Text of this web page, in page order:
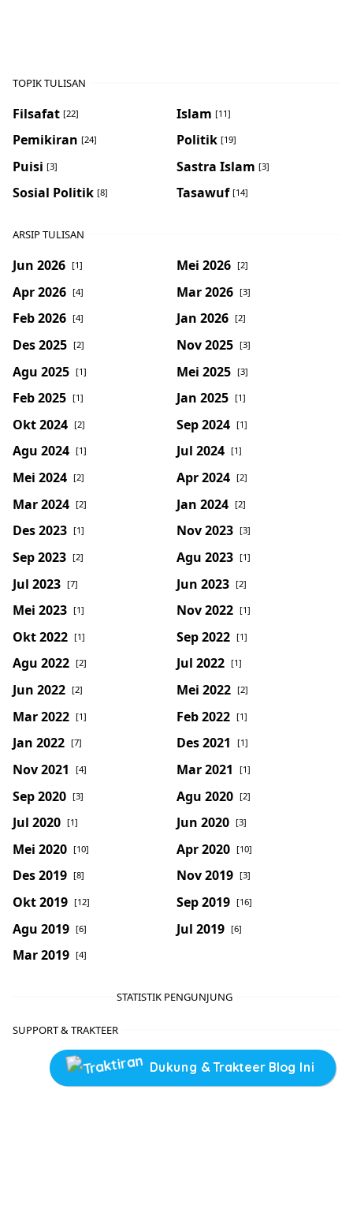
TOPIK TULISAN
Filsafat [22] Islam [11]
Pemikiran [24] Politik [19]
Puisi [3] Sastra Islam [3]
Sosial Politik [8] Tasawuf [14]
ARSIP TULISAN
Jun 2026 [1] Mei 2026 [2]
Apr 2026 [4] Mar 2026 [3]
Feb 2026 [4] Jan 2026 [2]
Des 2025 [2] Nov 2025 [3]
Agu 2025 [1] Mei 2025 [3]
Feb 2025 [1] Jan 2025 [1]
Okt 2024 [2] Sep 2024 [1]
Agu 2024 [1] Jul 2024 [1]
Mei 2024 [2] Apr 2024 [2]
Mar 2024 [2] Jan 2024 [2]
Des 2023 [1] Nov 2023 [3]
Sep 2023 [2] Agu 2023 [1]
Jul 2023 [7] Jun 2023 [2]
Mei 2023 [1] Nov 2022 [1]
Okt 2022 [1] Sep 2022 [1]
Agu 2022 [2] Jul 2022 [1]
Jun 2022 [2] Mei 2022 [2]
Mar 2022 [1] Feb 2022 [1]
Jan 2022 [7] Des 2021 [1]
Nov 2021 [4] Mar 2021 [1]
Sep 2020 [3] Agu 2020 [2]
Jul 2020 [1] Jun 2020 [3]
Mei 2020 [10] Apr 2020 [10]
Des 2019 [8] Nov 2019 [3]
Okt 2019 [12] Sep 2019 [16]
Agu 2019 [6] Jul 2019 [6]
Mar 2019 [4]
STATISTIK PENGUNJUNG
SUPPORT & TRAKTEER
Dukung & Trakteer Blog Ini